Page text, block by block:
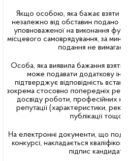
Якщо особою, яка бажає взяти
незалежно від обставин подано
уповноваженої на виконання
місцевого самоврядування, за
подання не
Особа, яка виявила бажання взяти
може подавати додаткову
підтверджує відповідність
зокрема стосовно попередніх
досвіду роботи, професійних
репутації (характеристики,
публікації тощо).
На електронні документи, що
конкурсі, накладається
підпис кандидата.